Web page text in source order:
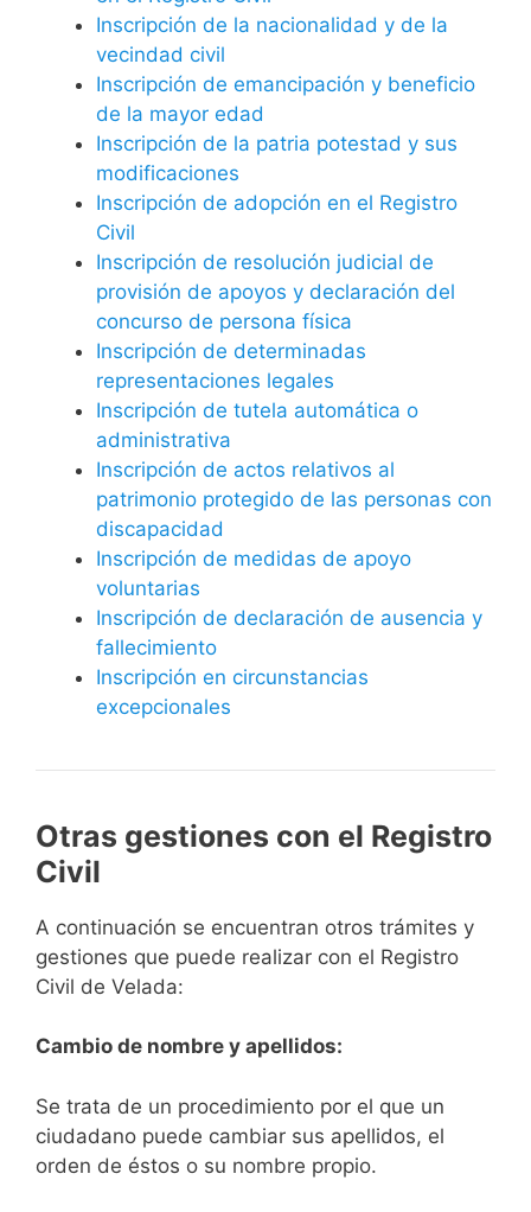
Inscripción de la nacionalidad y de la
vecindad civil
Inscripción de emancipación y beneficio
de la mayor edad
Inscripción de la patria potestad y sus
modificaciones
Inscripción de adopción en el Registro
Civil
Inscripción de resolución judicial de
provisión de apoyos y declaración del
concurso de persona física
Inscripción de determinadas
representaciones legales
Inscripción de tutela automática o
administrativa
Inscripción de actos relativos al
patrimonio protegido de las personas con
discapacidad
Inscripción de medidas de apoyo
voluntarias
Inscripción de declaración de ausencia y
fallecimiento
Inscripción en circunstancias
excepcionales
Otras gestiones con el Registro
Civil
A continuación se encuentran otros trámites y
gestiones que puede realizar con el Registro
Civil de Velada:
Cambio de nombre y apellidos:
Se trata de un procedimiento por el que un
ciudadano puede cambiar sus apellidos, el
orden de éstos o su nombre propio.